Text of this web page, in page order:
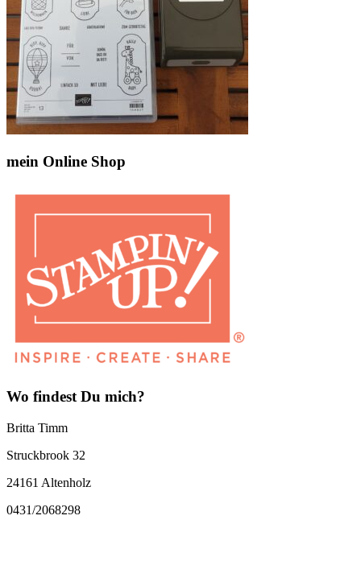
mein Online Shop
Wo findest Du mich?
Britta Timm
Struckbrook 32
24161 Altenholz
0431/2068298